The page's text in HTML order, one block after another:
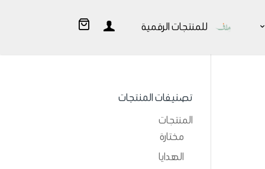
للمنتجات الرقمية
تصنيفات المنتجات
المنتجات
مختارة
الهدايا